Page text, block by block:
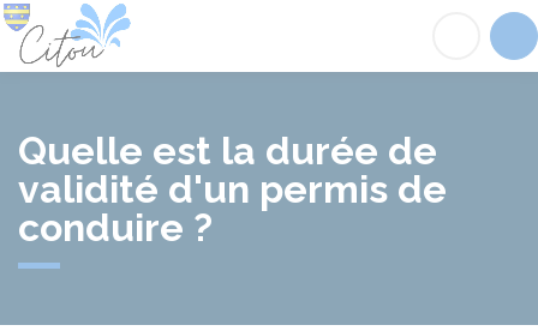
Quelle est la durée de
validité d'un permis de
conduire ?